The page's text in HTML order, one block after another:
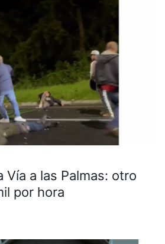
Vía a las Palmas: otro
por hora